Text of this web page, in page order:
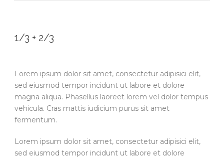
1/3 + 2/3
Lorem ipsum dolor sit amet, consectetur adipisici elit,
sed eiusmod tempor incidunt ut labore et dolore
magna aliqua. Phasellus laoreet lorem vel dolor tempus
vehicula. Cras mattis iudicium purus sit amet
fermentum.
Lorem ipsum dolor sit amet, consectetur adipisici elit,
sed eiusmod tempor incidunt ut labore et dolore